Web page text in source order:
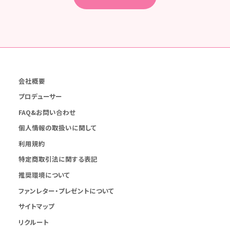
会社概要
プロデューサー
FAQ&お問い合わせ
個人情報の取扱いに関して
利用規約
特定商取引法に関する表記
推奨環境について
ファンレター・プレゼントについて
サイトマップ
リクルート